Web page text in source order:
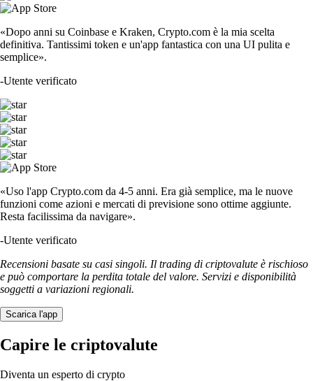
«Dopo anni su Coinbase e Kraken, Crypto.com è la mia scelta
definitiva. Tantissimi token e un'app fantastica con una UI pulita e
semplice».
-Utente verificato
«Uso l'app Crypto.com da 4-5 anni. Era già semplice, ma le nuove
funzioni come azioni e mercati di previsione sono ottime aggiunte.
Resta facilissima da navigare».
-Utente verificato
Recensioni basate su casi singoli. Il trading di criptovalute è rischioso
e può comportare la perdita totale del valore. Servizi e disponibilità
soggetti a variazioni regionali.
Scarica l'app
Capire le criptovalute
Diventa un esperto di crypto